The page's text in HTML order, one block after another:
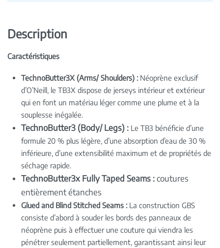
Description
Caractéristiques
TechnoButter3X (Arms/ Shoulders) : Néoprène exclusif
d’O’Neill, le TB3X dispose de jerseys intérieur et extérieur
qui en font un matériau léger comme une plume et à la
souplesse inégalée.
TechnoButter3 (Body/ Legs) : Le TB3 bénéficie d’une
formule 20 % plus légère, d’une absorption d’eau de 30 %
inférieure, d’une extensibilité maximum et de propriétés de
séchage rapide.
TechnoButter3x Fully Taped Seams :coutures
entièrement étanches
Glued and Blind Stitched Seams : La construction GBS
consiste d’abord à souder les bords des panneaux de
néoprène puis à effectuer une couture qui viendra les
pénétrer seulement partiellement, garantissant ainsi leur